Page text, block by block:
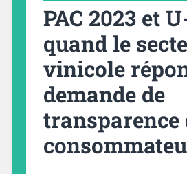
PAC 2023 et
quand le
vinicole
demande de
transparence